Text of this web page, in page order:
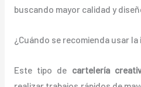
buscando mayor calidad y
¿Cuándo se recomienda usar
Este tipo de cartelería